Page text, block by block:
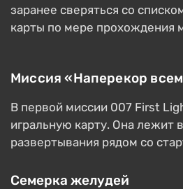
заранее сверяться со
карты по мере прохождения
Миссия «Наперекор
В первой миссии 007 First
игральную карту. Она лежит
развертывания рядом со
Семерка желудей